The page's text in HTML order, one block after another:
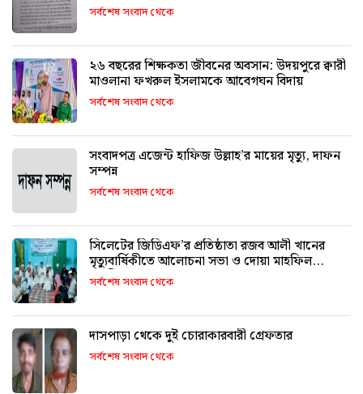
সর্বশেষ সংবাদ থেকে
২৬ বছরের শিক্ষকতা জীবনের অবসান: উদয়পুরে ক্বারী
মাওলানা ফখরুল ইসলামকে আবেগঘন বিদায়
সর্বশেষ সংবাদ থেকে
সংবাদপত্র এজেন্ট হাফিজ উল্লাহ’র মায়ের মৃত্যু, দাফন
সম্পন্ন
সর্বশেষ সংবাদ থেকে
সিলেটের জিডিএফ’র প্রতিষ্ঠাতা রজব আলী খানের
মৃত্যুবার্ষিকীতে আলোচনা সভা ও দোয়া মাহফিল
অনুষ্ঠিত
সর্বশেষ সংবাদ থেকে
দাসপাড়া থেকে দুই চোরাকারবারী গ্রেফতার
সর্বশেষ সংবাদ থেকে